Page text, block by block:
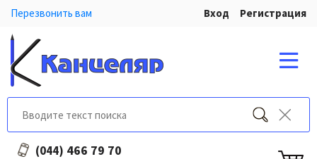
Перезвонить вам Вход Регистрация
(044) 466 79 70